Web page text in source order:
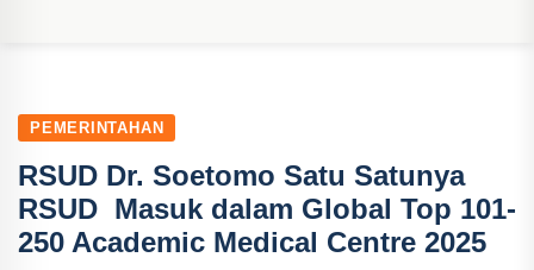
PEMERINTAHAN
RSUD Dr. Soetomo Satu Satunya
RSUD Masuk dalam Global Top 101-
250 Academic Medical Centre 2025